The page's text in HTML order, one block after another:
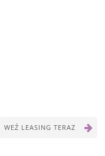
WEŹ LEASING TERAZ